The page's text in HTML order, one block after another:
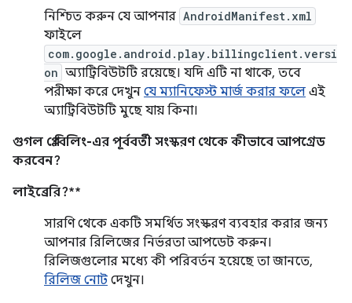
নিশ্চিত করুন যে আপনার AndroidManifest.xml
ফাইলে
com.google.android.play.billingclient.versi
on অ্যাট্রিবিউটটি রয়েছে। যদি এটি না থাকে, তবে
পরীক্ষা করে দেখুন যে ম্যানিফেস্ট মার্জ করার ফলে এই
অ্যাট্রিবিউটটি মুছে যায় কিনা।
গুগল প্লে বিলিং-এর পূর্ববর্তী সংস্করণ থেকে কীভাবে আপগ্রেড
করবেন?
লাইব্রেরি?**
সারণি থেকে একটি সমর্থিত সংস্করণ ব্যবহার করার জন্য
আপনার রিলিজের নির্ভরতা আপডেট করুন।
রিলিজগুলোর মধ্যে কী পরিবর্তন হয়েছে তা জানতে,
রিলিজ নোট দেখুন।